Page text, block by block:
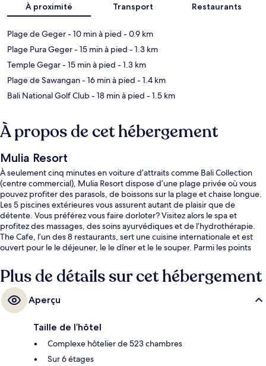
À proximité Transport Restaurants
Plage de Geger- 10 min à pied - 0.9 km
Plage Pura Geger- 15 min à pied - 1.3 km
Temple Gegar- 15 min à pied - 1.3 km
Plage de Sawangan- 16 min à pied - 1.4 km
Bali National Golf Club- 18 min à pied - 1.5 km
À propos de cet hébergement
Mulia Resort
À seulement cinq minutes en voiture d’attraits comme Bali Collection
(centre commercial), Mulia Resort dispose d’une plage privée où vous
pouvez profiter des parasols, de boissons sur la plage et chaise longue.
Les 5 piscines extérieures vous assurent autant de plaisir que de
détente. Vous préférez vous faire dorloter? Visitez alors le spa et
profitez des massages, des soins ayurvédiques et de l’hydrothérapie.
The Cafe, l’un des 8 restaurants, sert une cuisine internationale et est
ouvert pour le le déjeuner, le le dîner et le le souper. Parmi les points
de nuit et un toit-terrasse. Les autres voyageurs adorent le personnel
serviable et l’état général de l’hébergement.
Plus de détails sur cet hébergement
Aperçu
Taille de l’hôtel
Complexe hôtelier de 523 chambres
Sur 6 étages